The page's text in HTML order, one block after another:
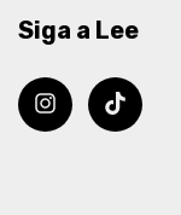
Siga a Lee